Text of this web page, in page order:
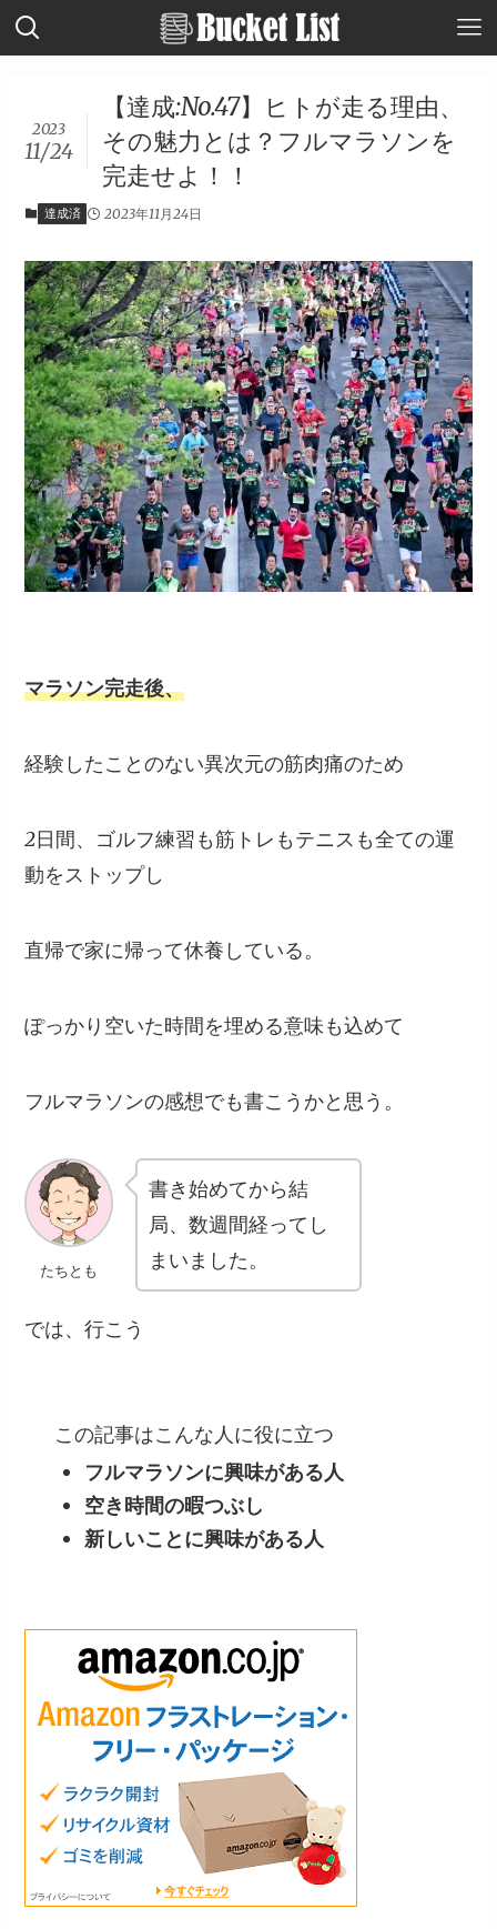
【達成:No.47】ヒトが走る理由、
その魅力とは？フルマラソンを
完走せよ！！
2023
11/24
達成済 2023年11月24日
マラソン完走後、
経験したことのない異次元の筋肉痛のため
2日間、ゴルフ練習も筋トレもテニスも全ての運
動をストップし
直帰で家に帰って休養している。
ぽっかり空いた時間を埋める意味も込めて
フルマラソンの感想でも書こうかと思う。
たちとも
書き始めてから結
局、数週間経ってし
まいました。
では、行こう
この記事はこんな人に役に立つ
フルマラソンに興味がある人
空き時間の暇つぶし
新しいことに興味がある人